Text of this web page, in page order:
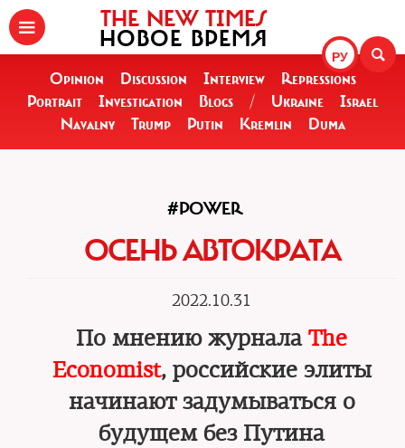
РУ
THE NEW TIMES
НОВОЕ ВРЕМЯ
Opinion Discussion Interview
Repressions
Portrait
Investigation Blogs / Ukraine
Israel
Navalny
Trump Putin Kremlin Duma
#POWER
ОСЕНЬ АВТОКРАТА
2022.10.31
По мнению журнала The
Economist, российские элиты
начинают задумываться о
будущем без Путина